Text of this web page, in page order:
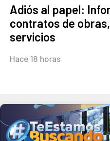
Adiós al papel:
contratos de
servicios
Hace 18 horas